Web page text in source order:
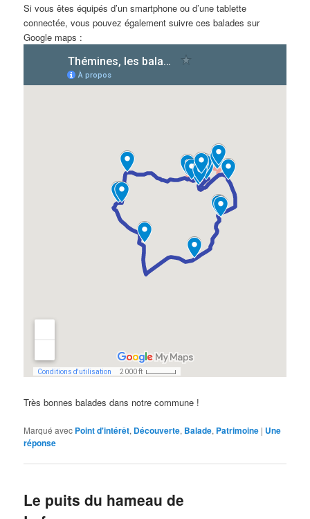
Si vous êtes équipés d’un smartphone ou d’une tablette
connectée, vous pouvez également suivre ces balades sur
Google maps :
Très bonnes balades dans notre commune !
Marqué avec Point d'intérêt, Découverte, Balade, Patrimoine | Une
réponse
Le puits du hameau de